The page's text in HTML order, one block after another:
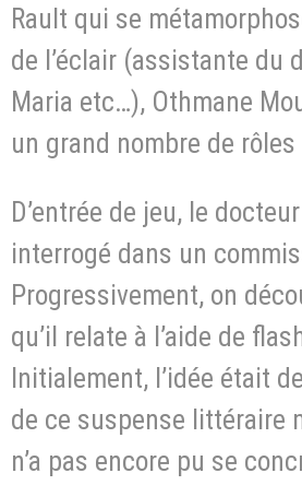
Rault qui se
de l’éclair (assistante du
Maria etc…), Othmane
un grand nombre de
D’entrée de jeu, le
interrogé dans un
Progressivement, on
qu’il relate à l’aide de
Initialement, l’idée était
de ce suspense littéraire
n’a pas encore pu se